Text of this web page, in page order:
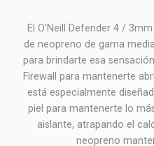
El O'Neill Defender 4 /
de neopreno de gama
para brindarte esa
Firewall para mantenerte
está especialmente
piel para mantenerte lo
aislante, atrapando el
neopreno